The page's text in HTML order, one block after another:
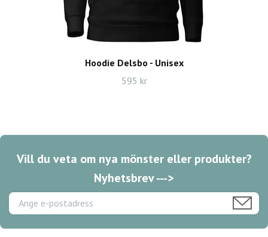
Hoodie Delsbo - Unisex
595 kr
Vill du veta om nya mönster eller produkter?
Nyhetsbrev --->